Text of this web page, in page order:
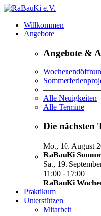
Willkommen
Angebote
Angebote &
Alle Neuigkeiten
Alle Termine
Die nächsten
Mo., 10. August
RaBauKi
Sa., 19.
11:00 - 17:00
RaBauKi
Praktikum
Unterstützen
Mitarbeit